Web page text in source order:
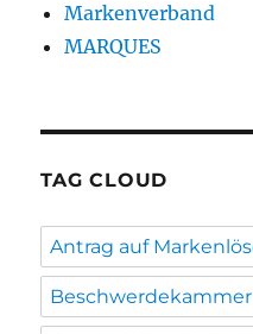
Markenverband
MARQUES
TAG CLOUD
Antrag auf
Beschwerdekammer